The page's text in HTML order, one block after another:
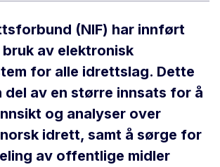
(NIF) har innført
av elektronisk
for alle idrettslag. Dette
del av en større innsats for å
og analyser over
idrett, samt å sørge for
av offentlige midler